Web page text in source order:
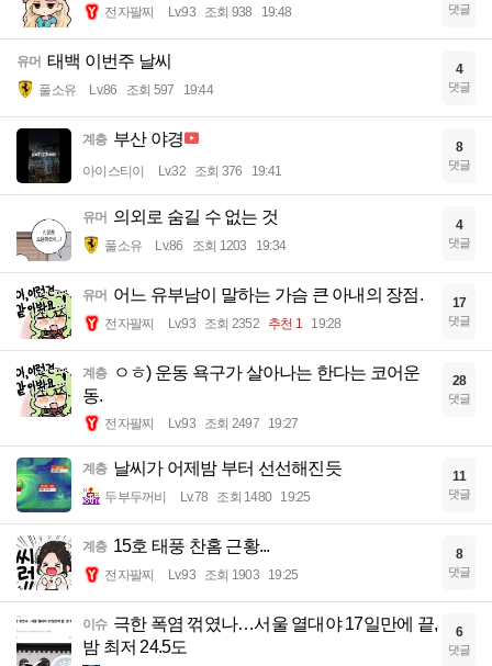
전자팔찌 Lv.93 조회 938 19:48 댓글
유머 태백 이번주 날씨
풀소유 Lv.86 조회 597 19:44
4
댓글
계층 부산 야경
아이스티이 Lv.32 조회 376 19:41
8
댓글
유머 의외로 숨길 수 없는 것
풀소유 Lv.86 조회 1203 19:34
4
댓글
유머 어느 유부남이 말하는 가슴 큰 아내의 장점.
전자팔찌 Lv.93 조회 2352 추천 1 19:28
17
댓글
계층
ㅇㅎ) 운동 욕구가 살아나는 한다는 코어운
동.
전자팔찌 Lv.93 조회 2497 19:27
28
댓글
계층 날씨가 어제밤 부터 선선해진듯
두부두꺼비 Lv.78 조회 1480 19:25
11
댓글
계층 15호 태풍 찬홈 근황...
전자팔찌 Lv.93 조회 1903 19:25
8
댓글
이슈 극한 폭염 꺾였나…서울 열대야 17일만에 끝,
밤 최저 24.5도
6
댓글